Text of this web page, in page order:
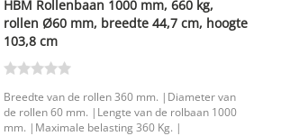
HBM Rollenbaan 1000 mm, 660 kg,
rollen Ø60 mm, breedte 44,7 cm, hoogte
103,8 cm
Breedte van de rollen 360 mm. |Diameter van
de rollen 60 mm. |Lengte van de rolbaan 1000
mm. |Maximale belasting 360 Kg. |